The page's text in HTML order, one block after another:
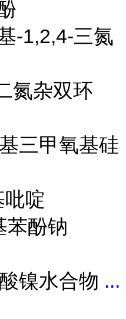
-1,2,4-三氮
氮杂双环
三甲氧基硅
啶
苯酚钠
镍水合物 ...